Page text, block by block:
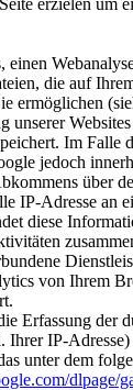
die auf
ermöglichen
unserer
Im
jedoch
über
IP-Adresse an
diese
von Ihrem
Erfassung der
IP-
unter dem
dlpage/